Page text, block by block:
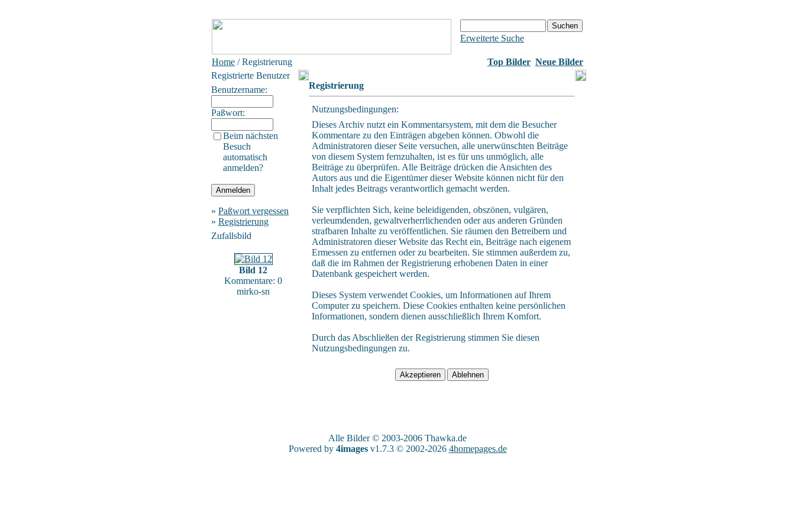
Erweiterte Suche
Home / Registrierung Top Bilder Neue Bilder
Registrierte Benutzer
Benutzername:
Paßwort:
Beim nächsten
Besuch
automatisch
anmelden?
» Paßwort vergessen
» Registrierung
Zufallsbild
Bild 12
Kommentare: 0
mirko-sn
Registrierung
Nutzungsbedingungen:
Dieses Archiv nutzt ein Kommentarsystem, mit dem die Besucher
Kommentare zu den Einträgen abgeben können. Obwohl die
Administratoren dieser Seite versuchen, alle unerwünschten Beiträge
von diesem System fernzuhalten, ist es für uns unmöglich, alle
Beiträge zu überprüfen. Alle Beiträge drücken die Ansichten des
Autors aus und die Eigentümer dieser Website können nicht für den
Inhalt jedes Beitrags verantwortlich gemacht werden.
Sie verpflichten Sich, keine beleidigenden, obszönen, vulgären,
verleumdenden, gewaltverherrlichenden oder aus anderen Gründen
strafbaren Inhalte zu veröffentlichen. Sie räumen den Betreibern und
Administratoren dieser Website das Recht ein, Beiträge nach eigenem
Ermessen zu entfernen oder zu bearbeiten. Sie stimmen außerdem zu,
daß die im Rahmen der Registrierung erhobenen Daten in einer
Datenbank gespeichert werden.
Dieses System verwendet Cookies, um Informationen auf Ihrem
Computer zu speichern. Diese Cookies enthalten keine persönlichen
Informationen, sondern dienen ausschließlich Ihrem Komfort.
Durch das Abschließen der Registrierung stimmen Sie diesen
Nutzungsbedingungen zu.
Alle Bilder © 2003-2006 Thawka.de
Powered by 4imagesv1.7.3 © 2002-2026 4homepages.de